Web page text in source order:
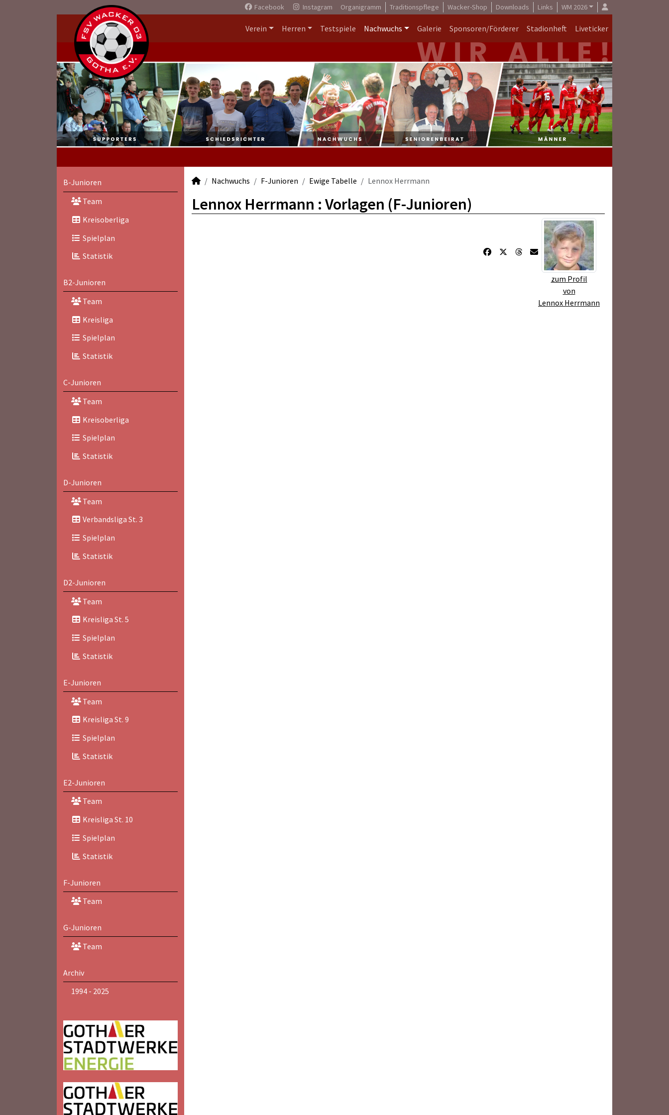
Facebook Instagram Organigramm Traditionspflege Wacker-Shop Downloads Links WM 2026
Verein Herren Testspiele Nachwuchs Galerie Sponsoren/Förderer Stadionheft Liveticker
B-Junioren
Team
Kreisoberliga
Spielplan
Statistik
B2-Junioren
Team
Kreisliga
Spielplan
Statistik
C-Junioren
Team
Kreisoberliga
Spielplan
Statistik
D-Junioren
Team
Verbandsliga St. 3
Spielplan
Statistik
D2-Junioren
Team
Kreisliga St. 5
Spielplan
Statistik
E-Junioren
Team
Kreisliga St. 9
Spielplan
Statistik
E2-Junioren
Team
Kreisliga St. 10
Spielplan
Statistik
F-Junioren
Team
G-Junioren
Team
Archiv
1994 - 2025
Nachwuchs F-Junioren Ewige Tabelle Lennox Herrmann
Lennox Herrmann : Vorlagen (F-Junioren)
zum Profil
von
Lennox Herrmann